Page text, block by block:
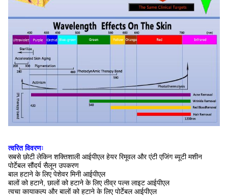
त्वरित विवरणः
सबसे छोटी लेकिन शक्तिशाली आईपीएल हेयर रिमूवल और एंटी एजिंग ब्यूटी मशीन
पोर्टेबल सौंदर्य सैलून उपकरण
बाल हटाने के लिए पेशेवर मिनी आईपीएल
बालों को हटाने, छालों को हटाने के लिए तीव्र पल्स लाइट आईपीएल
त्वचा कायाकल्प और बालों को हटाने के लिए पोर्टेबल आईपीएल